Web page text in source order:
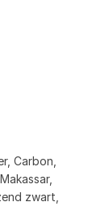
Carbon,
zwart,